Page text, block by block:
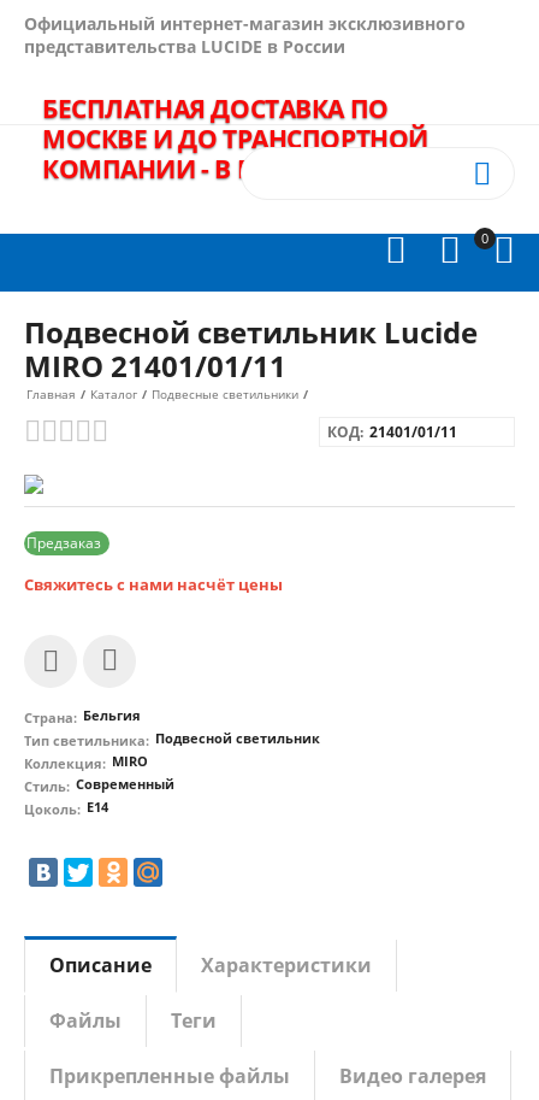
Официальный интернет-магазин эксклюзивного
представительства LUCIDE в России
БЕСПЛАТНАЯ ДОСТАВКА ПО
МОСКВЕ И ДО ТРАНСПОРТНОЙ
КОМПАНИИ - В ПОДАРОК!
0 



Подвесной светильник Lucide
MIRO 21401/01/11
Главная / Каталог / Подвесные светильники /
КОД: 21401/01/11
Предзаказ
Свяжитесь с нами насчёт цены
Страна: Бельгия
Тип светильника: Подвесной светильник
Коллекция: MIRO
Стиль: Современный
Цоколь: E14
Описание Характеристики
Файлы Теги
Прикрепленные файлы Видео галерея